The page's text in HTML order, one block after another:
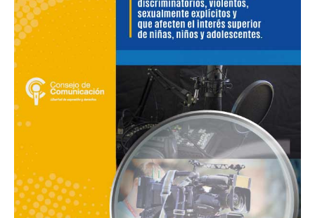
contenidos:
discriminatorios,
violentos,
sexualmente
explícitos
que
afecten
niñas,
niños
y
adolescente